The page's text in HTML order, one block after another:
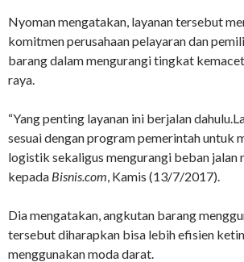
Nyoman mengatakan, layanan tersebut
komitmen perusahaan pelayaran dan
barang dalam mengurangi tingkat
raya.
“Yang penting layanan ini berjalan
sesuai dengan program pemerintah untuk
logistik sekaligus mengurangi beban jalan
kepada Bisnis.com , Kamis (13/7/2017).
Dia mengatakan, angkutan barang
tersebut diharapkan bisa lebih efisien
menggunakan moda darat.